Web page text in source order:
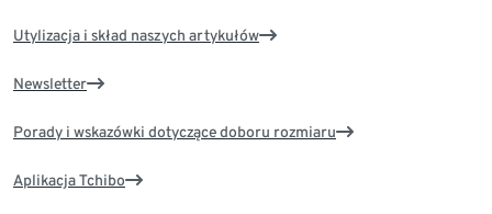
Utylizacja i skład naszych artykułów
Newsletter
Porady i wskazówki dotyczące doboru rozmiaru
Aplikacja Tchibo